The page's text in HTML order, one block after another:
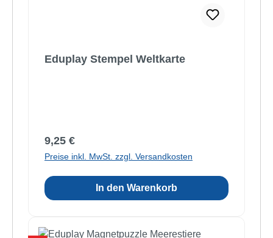
Eduplay Stempel Weltkarte
Regulärer Preis:
9,25 €
Preise inkl. MwSt. zzgl. Versandkosten
In den Warenkorb